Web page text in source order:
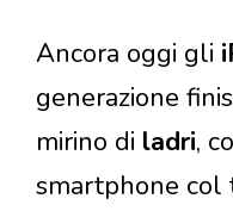
Ancora oggi gli
generazione
mirino di ladri,
smartphone col